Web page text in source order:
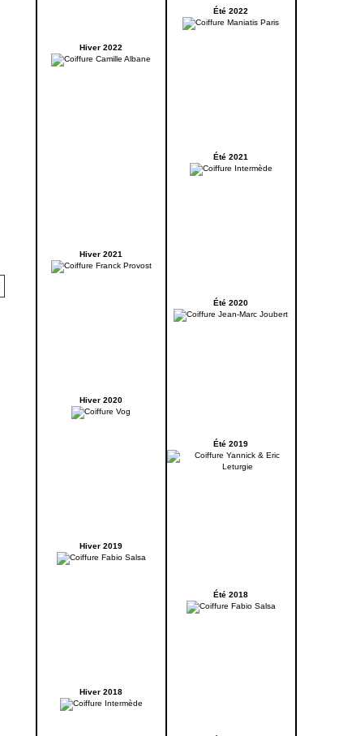
Hiver 2022
Hiver 2021
Hiver 2020
Hiver 2019
Hiver 2018
Été 2022
Été 2021
Été 2020
Été 2019
Été 2018